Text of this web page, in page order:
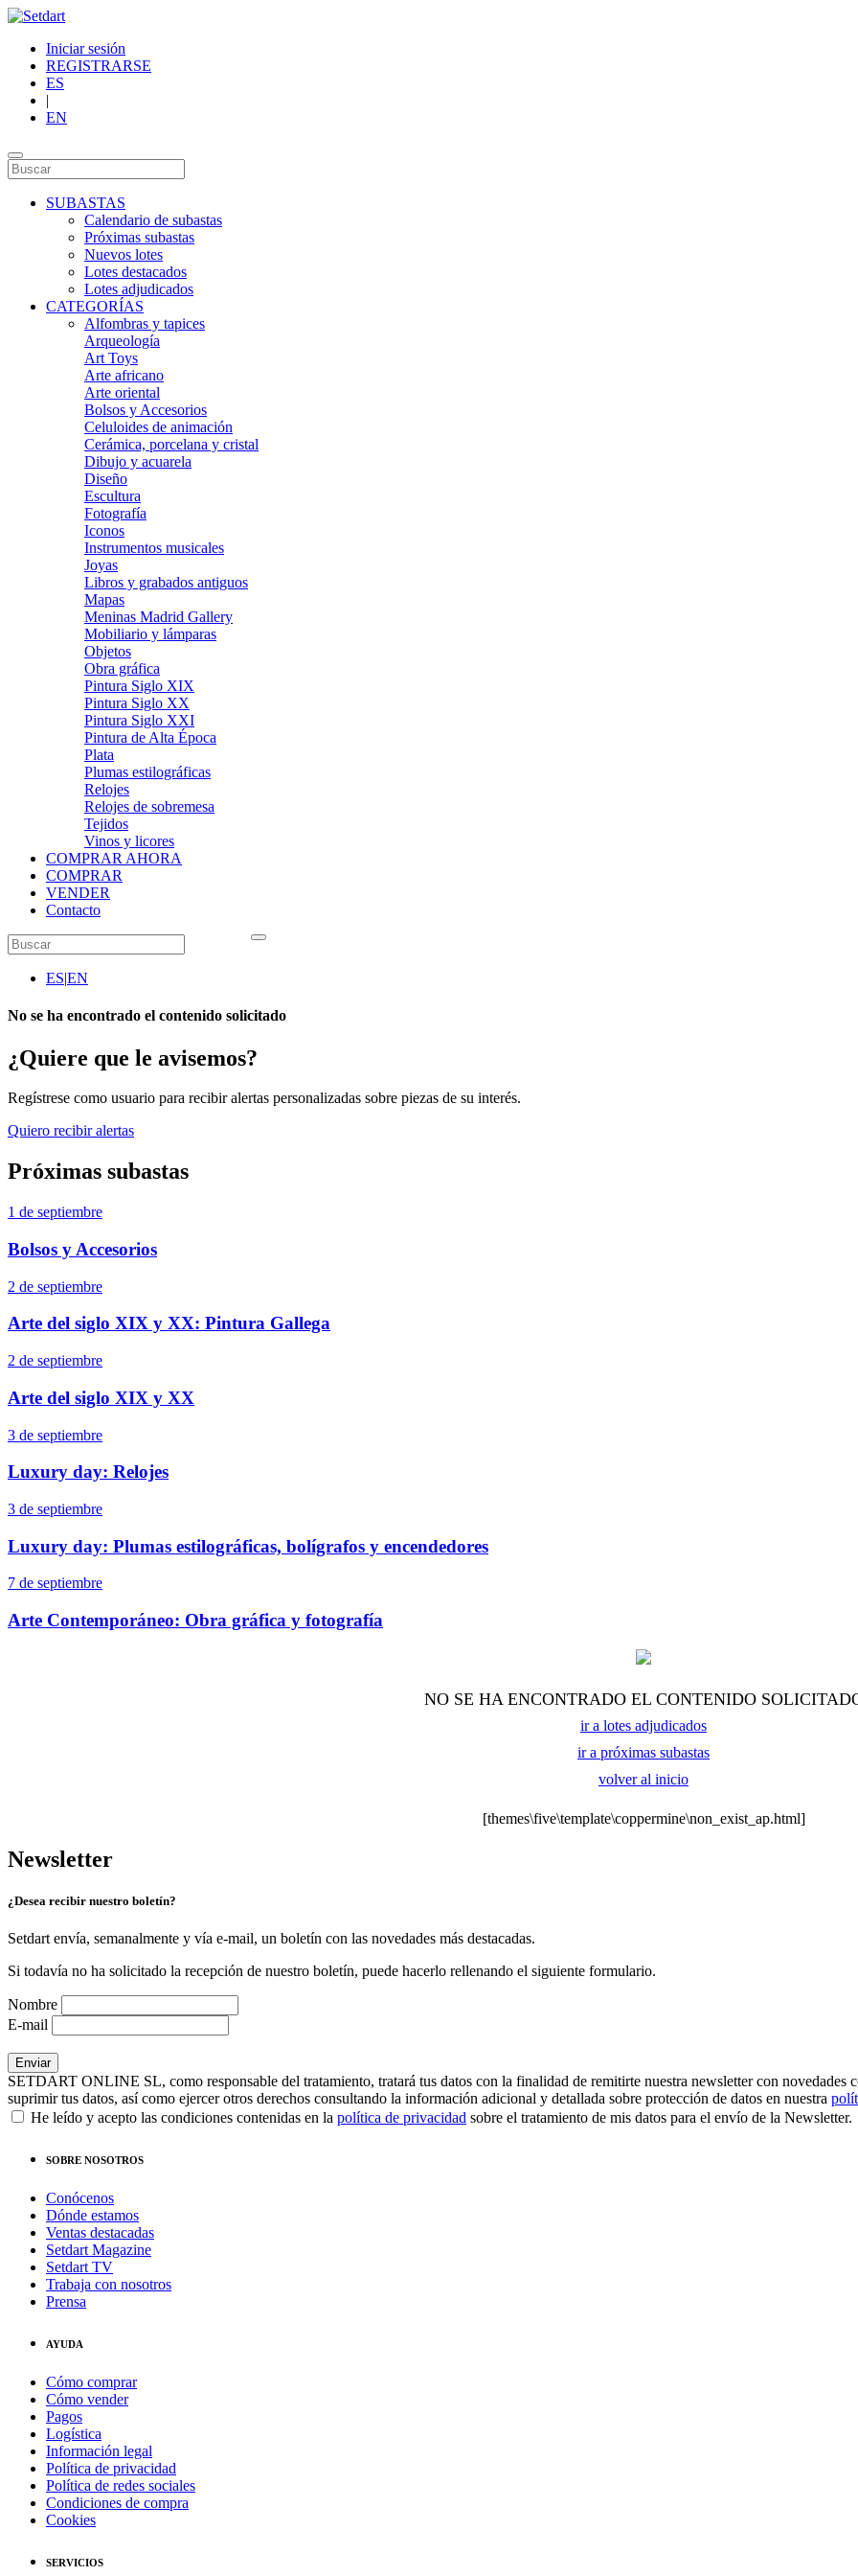
Iniciar sesión
REGISTRARSE
ES
|
EN
SUBASTAS
Calendario de subastas
Próximas subastas
Nuevos lotes
Lotes destacados
Lotes adjudicados
CATEGORÍAS
Alfombras y tapices
Arqueología
Art Toys
Arte africano
Arte oriental
Bolsos y Accesorios
Celuloides de animación
Cerámica, porcelana y cristal
Dibujo y acuarela
Diseño
Escultura
Fotografía
Iconos
Instrumentos musicales
Joyas
Libros y grabados antiguos
Mapas
Meninas Madrid Gallery
Mobiliario y lámparas
Objetos
Obra gráfica
Pintura Siglo XIX
Pintura Siglo XX
Pintura Siglo XXI
Pintura de Alta Época
Plata
Plumas estilográficas
Relojes
Relojes de sobremesa
Tejidos
Vinos y licores
COMPRAR AHORA
COMPRAR
VENDER
Contacto
ES|EN
No se ha encontrado el contenido solicitado
¿Quiere que le avisemos?
Regístrese como usuario para recibir alertas personalizadas sobre piezas de su interés.
Quiero recibir alertas
Próximas subastas
1 de septiembre
Bolsos y Accesorios
2 de septiembre
Arte del siglo XIX y XX: Pintura Gallega
2 de septiembre
Arte del siglo XIX y XX
3 de septiembre
Luxury day: Relojes
3 de septiembre
Luxury day: Plumas estilográficas, bolígrafos y encendedores
7 de septiembre
Arte Contemporáneo: Obra gráfica y fotografía
NO SE HA ENCONTRADO EL CONTENIDO
ir a lotes adjudicados
ir a próximas subastas
volver al inicio
[themes\five\template\coppermine\non_exist_ap.html]
Newsletter
¿Desea recibir nuestro boletín?
Setdart envía, semanalmente y vía e-mail, un boletín con las novedades más destacadas.
Si todavía no ha solicitado la recepción de nuestro boletín, puede hacerlo rellenando el siguiente formulario.
Nombre
E-mail
SETDART ONLINE SL, como responsable del tratamiento, tratará tus datos con la finalidad de remitirte nuestra newsletter con novedades
suprimir tus datos, así como ejercer otros derechos consultando la información adicional y detallada sobre protección de datos en nuestra
He leído y acepto las condiciones contenidas en la política de privacidad sobre el tratamiento de mis datos para el envío de la Newsletter.
SOBRE NOSOTROS
Conócenos
Dónde estamos
Ventas destacadas
Setdart Magazine
Setdart TV
Trabaja con nosotros
Prensa
AYUDA
Cómo comprar
Cómo vender
Pagos
Logística
Información legal
Política de privacidad
Política de redes sociales
Condiciones de compra
Cookies
SERVICIOS